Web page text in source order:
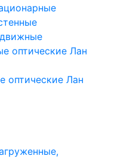
оптические Лан
оптические Лан